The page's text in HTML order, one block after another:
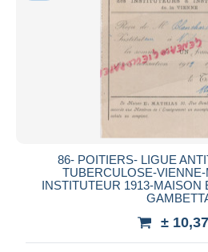
86- POITIERS- LIGUE
TUBERCULOSE-
INSTITUTEUR 1913-MAISON
±